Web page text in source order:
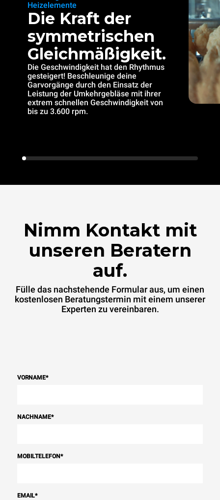
Heizelemente
Die Kraft der
symmetrischen
Gleichmäßigkeit.
Die Geschwindigkeit hat den Rhythmus
gesteigert! Beschleunige deine
Garvorgänge durch den Einsatz der
Leistung der Umkehrgebläse mit ihrer
extrem schnellen Geschwindigkeit von
bis zu 3.600 rpm.
Nimm Kontakt mit
unseren Beratern
auf.
Fülle das nachstehende Formular aus, um einen
kostenlosen Beratungstermin mit einem unserer
Experten zu vereinbaren.
VORNAME*
NACHNAME*
MOBILTELEFON*
EMAIL*